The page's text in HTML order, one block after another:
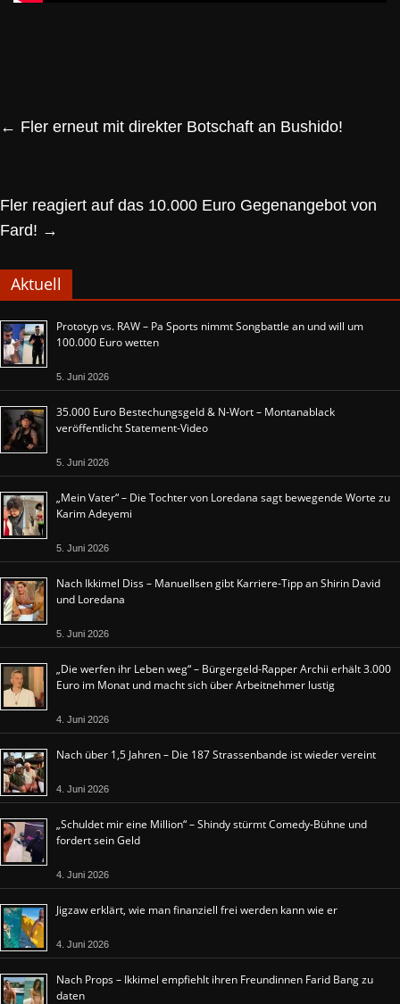
← Fler erneut mit direkter Botschaft an Bushido!
Fler reagiert auf das 10.000 Euro Gegenangebot von
Fard! →
Aktuell
Prototyp vs. RAW – Pa Sports nimmt Songbattle an und will um
100.000 Euro wetten
5. Juni 2026
35.000 Euro Bestechungsgeld & N-Wort – Montanablack
veröffentlicht Statement-Video
5. Juni 2026
„Mein Vater“ – Die Tochter von Loredana sagt bewegende Worte zu
Karim Adeyemi
5. Juni 2026
Nach Ikkimel Diss – Manuellsen gibt Karriere-Tipp an Shirin David
und Loredana
5. Juni 2026
„Die werfen ihr Leben weg“ – Bürgergeld-Rapper Archii erhält 3.000
Euro im Monat und macht sich über Arbeitnehmer lustig
4. Juni 2026
Nach über 1,5 Jahren – Die 187 Strassenbande ist wieder vereint
4. Juni 2026
„Schuldet mir eine Million“ – Shindy stürmt Comedy-Bühne und
fordert sein Geld
4. Juni 2026
Jigzaw erklärt, wie man finanziell frei werden kann wie er
4. Juni 2026
Nach Props – Ikkimel empfiehlt ihren Freundinnen Farid Bang zu
daten